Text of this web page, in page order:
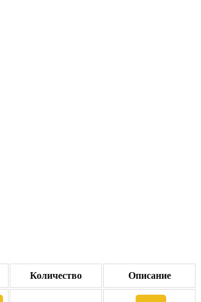
Количество Описание